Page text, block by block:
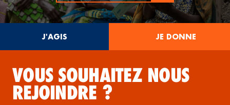
J'AGIS JE DONNE
VOUS SOUHAITEZ NOUS
REJOINDRE ?